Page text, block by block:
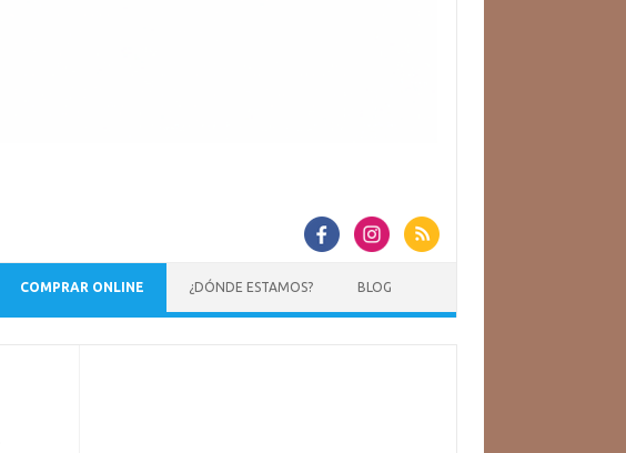
COMPRAR ONLINE ¿DÓNDE ESTAMOS? BLOG